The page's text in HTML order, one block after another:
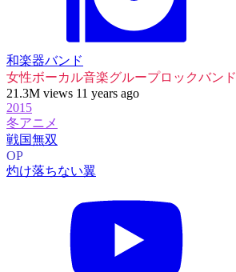
和楽器バンド
女性ボーカル音楽グループロックバンド
21.3M views 11 years ago
2015
冬アニメ
戦国無双
OP
灼け落ちない翼